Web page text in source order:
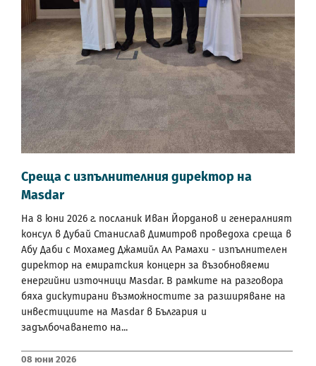
Среща с изпълнителния директор на
Masdar
На 8 юни 2026 г. посланик Иван Йорданов и генералният
консул в Дубай Станислав Димитров проведоха среща в
Абу Даби с Мохамед Джамийл Ал Рамахи - изпълнителен
директор на емиратския концерн за възобновяеми
енергийни източници Masdar. В рамките на разговора
бяха дискутирани възможностите за разширяване на
инвестициите на Masdar в България и
задълбочаването на...
08 Юни 2026